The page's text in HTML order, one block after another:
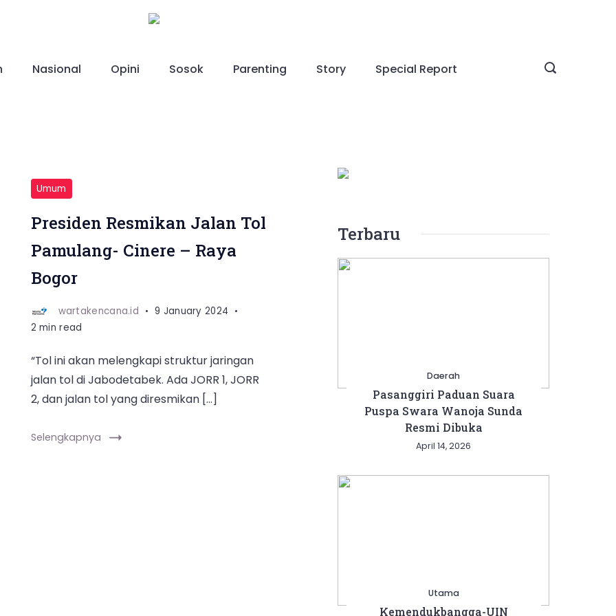
Nasional Opini Sosok Parenting Story Special Report
Umum
Presiden Resmikan Jalan Tol
Pamulang- Cinere – Raya
Bogor
wartakencana.id
9 January 2024
2 min read
“Tol ini akan melengkapi struktur jaringan
jalan tol di Jabodetabek. Ada JORR 1, JORR
2, dan jalan tol yang diresmikan […]
Selengkapnya
Terbaru
Daerah
Pasanggiri Paduan Suara
Puspa Swara Wanoja Sunda
Resmi Dibuka
April 14, 2026
Utama
Kemendukbangga-UIN